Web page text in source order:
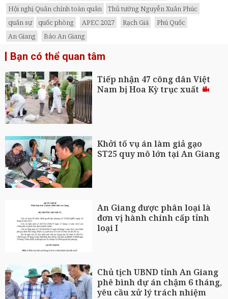
Hội nghị Quân chính toàn quân
Thủ tướng Nguyễn Xuân Phúc
quân sự
quốc phòng APEC 2027 Rạch Giá
Phú Quốc
An Giang
Báo An Giang
Bạn có thể quan tâm
Tiếp nhận 47 công dân Việt
Nam bị Hoa Kỳ trục xuất
Khởi tố vụ án làm giả gạo
ST25 quy mô lớn tại An Giang
An Giang được phân loại là
đơn vị hành chính cấp tỉnh
loại I
Chủ tịch UBND tỉnh An Giang
phê bình dự án chậm 6 tháng,
yêu cầu xử lý trách nhiệm